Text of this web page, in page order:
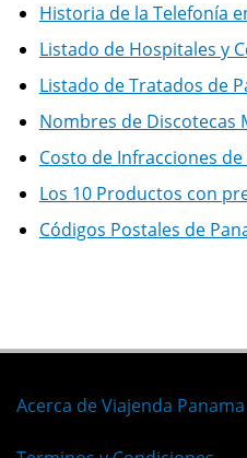
Historia de la Telefonía
Listado de Hospitales y
Listado de Tratados de
Nombres de Discotecas
Costo de Infracciones
Los 10 Productos con
Códigos Postales de
Acerca de Viajenda Panama